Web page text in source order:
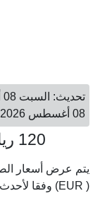
08 أغسطس 2026, 05:55 ص ، بروكسل
120 ريال عماني = 270.06 يورو
( EUR) وفقا لأحدث أسعار الصرف.